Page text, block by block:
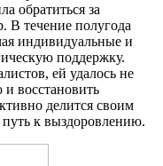
обратиться за
течение полугода
индивидуальные и
поддержку.
ей удалось не
и восстановить
делится своим
к выздоровлению.